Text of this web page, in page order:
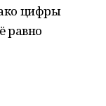
цифры
равно